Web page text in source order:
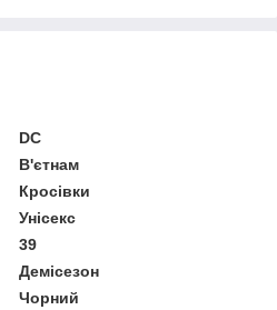
DC
В'єтнам
Кросівки
Унісекс
39
Демісезон
Чорний